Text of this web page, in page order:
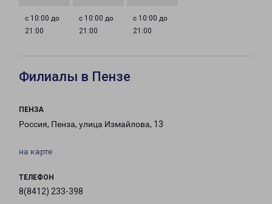
с 10:00 до
21:00
с 10:00 до
21:00
с 10:00 до
21:00
Филиалы в Пензе
ПЕНЗА
Россия, Пенза, улица Измайлова, 13
на карте
ТЕЛЕФОН
8(8412) 233-398